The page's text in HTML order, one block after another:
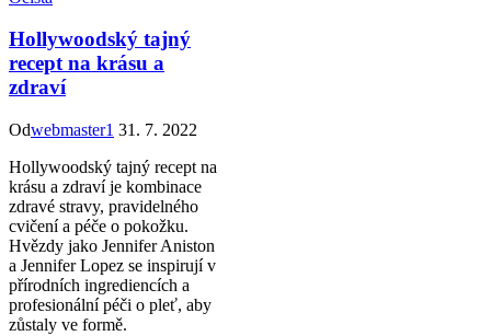
Hollywoodský tajný
recept na krásu a
zdraví
Odwebmaster1 31. 7. 2022
Hollywoodský tajný recept na
krásu a zdraví je kombinace
zdravé stravy, pravidelného
cvičení a péče o pokožku.
Hvězdy jako Jennifer Aniston
a Jennifer Lopez se inspirují v
přírodních ingrediencích a
profesionální péči o pleť, aby
zůstaly ve formě.